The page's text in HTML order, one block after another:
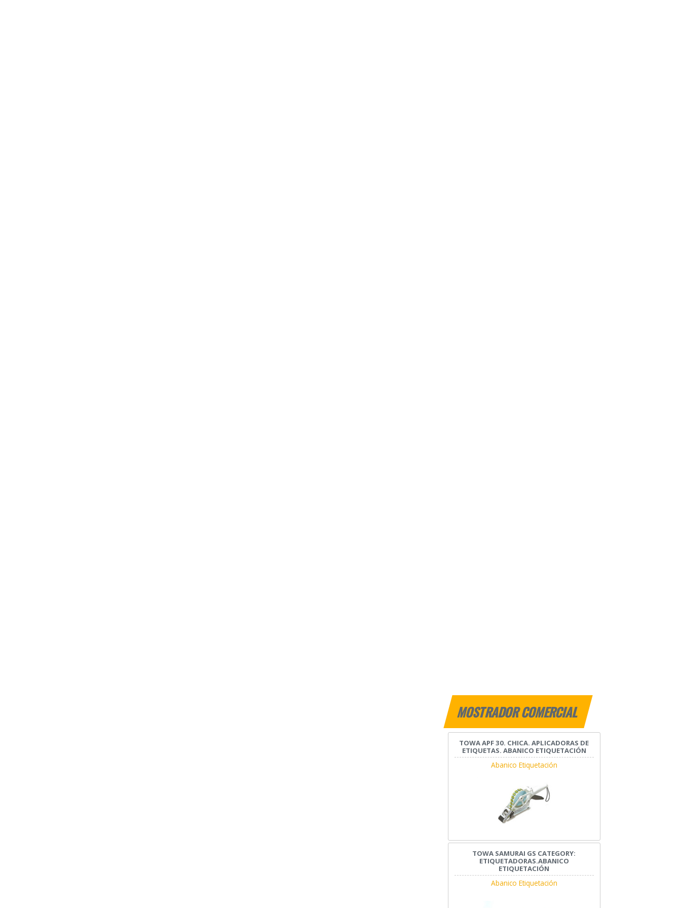
MOSTRADOR COMERCIAL
TOWA APF 30. CHICA. APLICADORAS DE
ETIQUETAS. ABANICO ETIQUETACIÓN
Abanico Etiquetación
TOWA SAMURAI GS CATEGORY:
ETIQUETADORAS.ABANICO
ETIQUETACIÓN
Abanico Etiquetación